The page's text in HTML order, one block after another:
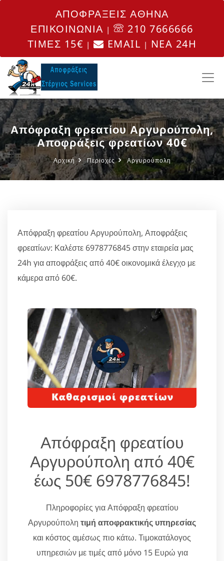
ΑΠΟΦΡΑΞΕΙΣ ΑΘΗΝΑ
ΕΠΙΚΟΙΝΩΝΙΑ |
210 7666666
ΤΙΜΕΣ 15€ | EMAIL | NEA 24H
Απόφραξη φρεατίου Αργυρούπολη,
Αποφράξεις φρεατίων 40€
Αρχική Περιοχές Αργυρούπολη
Απόφραξη φρεατίου Αργυρούπολη, Αποφράξεις
φρεατίων: Καλέστε 6978776845 στην εταιρεία μας
24h για αποφράξεις από 40€ οικονομικά έλεγχο με
κάμερα από 60€.
Απόφραξη φρεατίου
Αργυρούπολη από 40€
έως 50€ 6978776845!
Πληροφορίες για Απόφραξη φρεατίου
Αργυρούπολη τιμή αποφρακτικής υπηρεσίας
και κόστος αμέσως πιο κάτω. Τιμοκατάλογος
υπηρεσιών με τιμές από μόνο 15 Ευρώ για